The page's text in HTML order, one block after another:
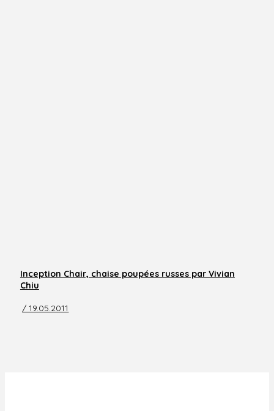
Inception Chair, chaise poupées russes par Vivian
Chiu
/ 19.05.2011